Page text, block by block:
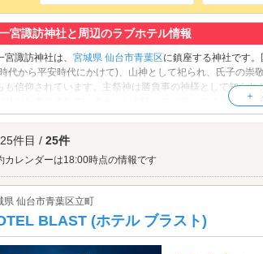
宮諏訪神社と周辺のラブホテル情報
宮諏訪神社は、 宮城県 仙台市青葉区に鎮座する神社です
代から平安時代にかけて)、山神として祀られ、氏子の
も信仰されています。主祭神は勝負事の神様として知ら
益があるとされています。仙台随一のパワースポットへぜ
宮諏訪神社へは、仙台愛子エリアのラブホテルからもアク
件目 / 25件
レンダーは18:00時点の情報です
県 仙台市青葉区立町
BLAST (ホテル ブラスト)